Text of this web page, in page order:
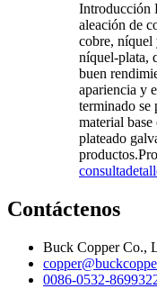
Introducción
aleación de
cobre, níquel
níquel-plata,
buen
apariencia y
terminado se
material
plateado
consulta
Contáctenos
Buck Copper Co.,
0086-0532-